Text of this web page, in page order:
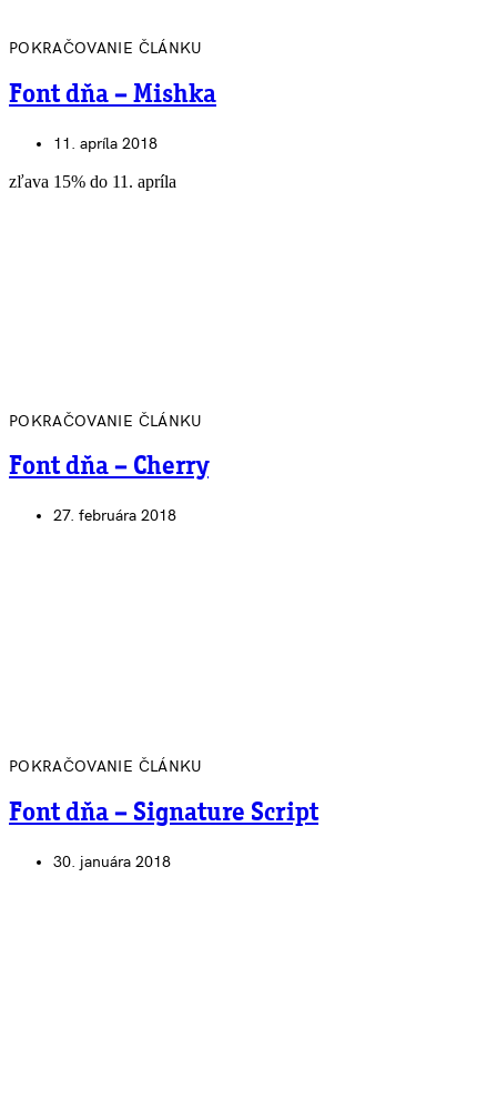
POKRAČOVANIE ČLÁNKU
Font dňa – Mishka
11. apríla 2018
zľava 15% do 11. apríla
POKRAČOVANIE ČLÁNKU
Font dňa – Cherry
27. februára 2018
POKRAČOVANIE ČLÁNKU
Font dňa – Signature Script
30. januára 2018